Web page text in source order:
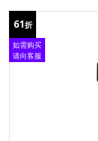
61折
如需购买
请向客服